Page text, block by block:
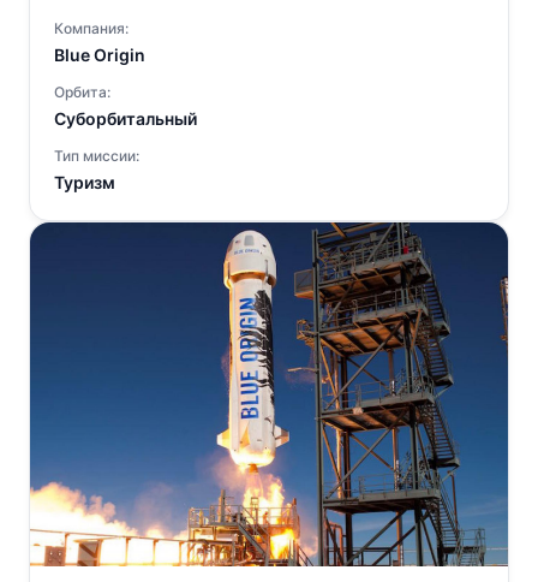
Компания:
Blue Origin
Орбита:
Суборбитальный
Тип миссии:
Туризм